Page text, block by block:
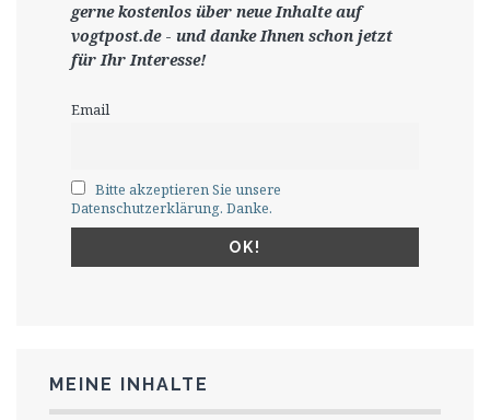
gernekostenlos über neue Inhalte auf
vogtpost.de- und danke Ihnen schon jetzt
für Ihr Interesse!
Email
Bitte akzeptieren Sie unsere
Datenschutzerklärung. Danke.
MEINE INHALTE